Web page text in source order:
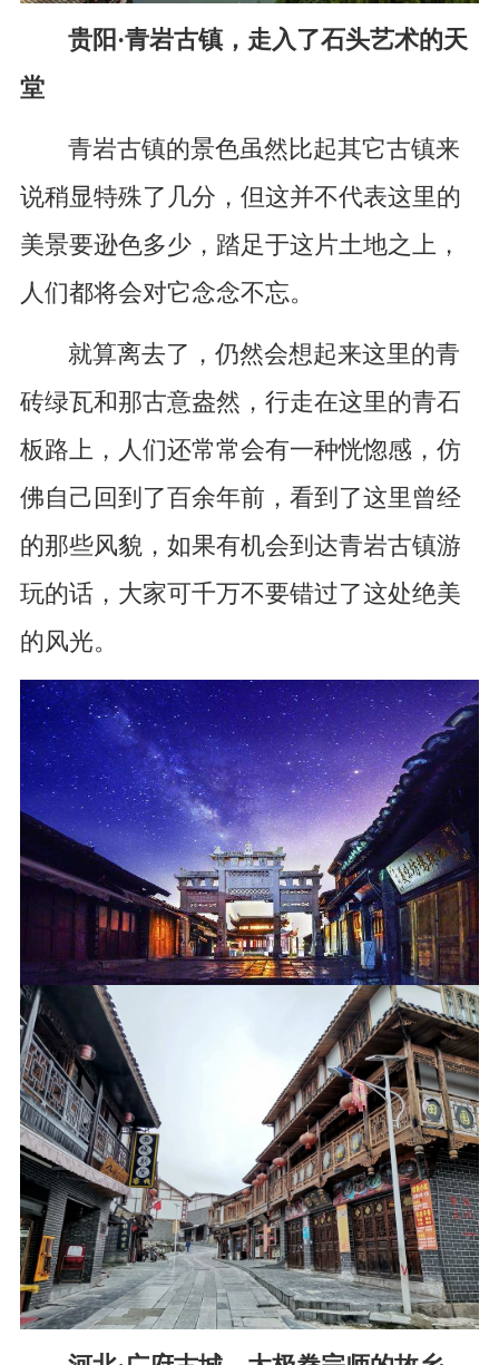
贵阳·青岩古镇，走入了石头艺术的天
堂
青岩古镇的景色虽然比起其它古镇来
说稍显特殊了几分，但这并不代表这里的
美景要逊色多少，踏足于这片土地之上，
人们都将会对它念念不忘。
就算离去了，仍然会想起来这里的青
砖绿瓦和那古意盎然，行走在这里的青石
板路上，人们还常常会有一种恍惚感，仿
佛自己回到了百余年前，看到了这里曾经
的那些风貌，如果有机会到达青岩古镇游
玩的话，大家可千万不要错过了这处绝美
的风光。